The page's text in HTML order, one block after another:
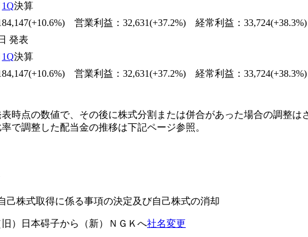
1Q決算
営業利益：32,631(+37.2%) 経常利益：
発表
1Q決算
営業利益：32,631(+37.2%) 経常利益：
時点の数値で、その後に株式分割または併合があった場合の調整は
で調整した配当金の推移は下記ページ参照。
己株式取得に係る事項の決定及び自己株式の消却
）日本碍子から（新）ＮＧＫへ社名変更